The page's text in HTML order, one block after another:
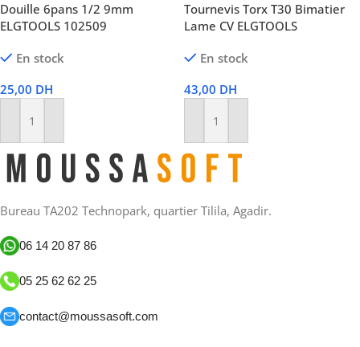
Douille 6pans 1/2 9mm
ELGTOOLS 102509
En stock
25,00 DH
Ajouter Au Panier
Tournevis Torx T30 Bimatier
Lame CV ELGTOOLS
En stock
43,00 DH
Ajouter Au Panier
Bureau TA202 Technopark, quartier Tilila, Agadir.
06 14 20 87 86
05 25 62 62 25
contact@moussasoft.com